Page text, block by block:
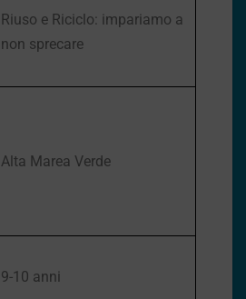
Riuso e Riciclo: impariamo a
non sprecare
Alta Marea Verde
9-10 anni